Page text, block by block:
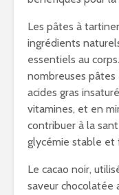
Les pâtes à
ingrédients
essentiels au
nombreuses
acides gras
vitamines, et en
contribuer à la
glycémie stable et
Le cacao noir,
saveur chocolatée